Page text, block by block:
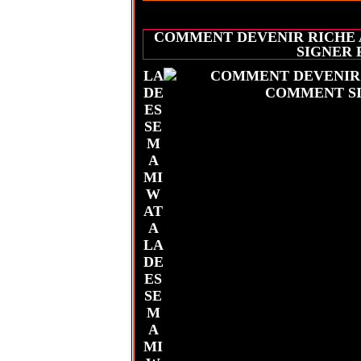
COMMENT DEVENIR RICHE
SIGNER
LA
DE
ES
SE
M
A
MI
W
AT
A
LA
DE
ES
SE
M
A
MI